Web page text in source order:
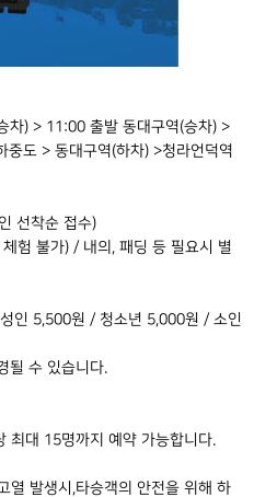
차) > 11:00 출발 동대구역(승차) >
도 > 동대구역(하차) >청라언덕역
선착순 접수)
험 불가) / 내의, 패딩 등 필요시 별
인 5,500원 / 청소년 5,000원 / 소인
될 수 있습니다.
최대 15명까지 예약 가능합니다.
열 발생시,타승객의 안전을 위해 하